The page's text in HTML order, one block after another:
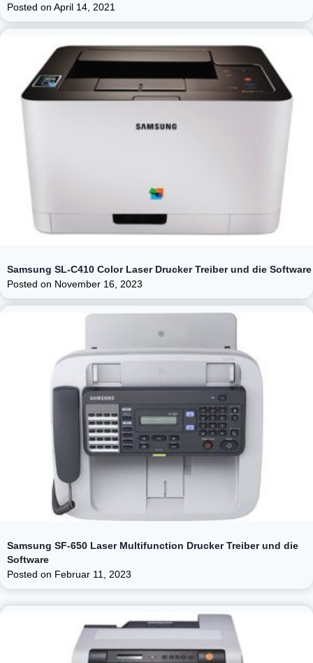
Posted on April 14, 2021
Samsung SL-C410 Color Laser Drucker Treiber und die Software
Posted on November 16, 2023
Samsung SF-650 Laser Multifunction Drucker Treiber und die
Software
Posted on Februar 11, 2023